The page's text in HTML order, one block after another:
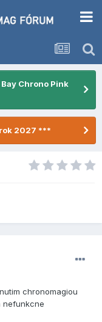
Chrono Pink
2027 ***
chronomagiou
nefunkcne